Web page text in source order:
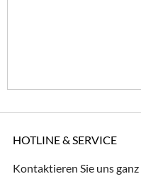
HOTLINE & SERVICE
Kontaktieren Sie uns